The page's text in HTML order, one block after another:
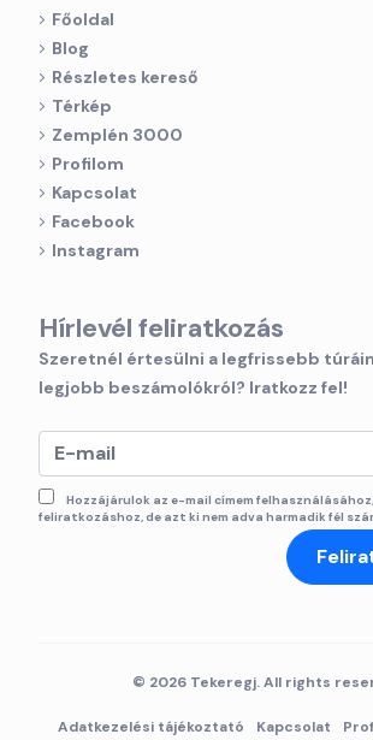
Főoldal
Blog
Részletes kereső
Térkép
Zemplén 3000
Profilom
Kapcsolat
Facebook
Instagram
Hírlevél feliratkozás
Szeretnél értesülni a legfrissebb
legjobb beszámolókról? Iratkozz fel!
Hozzájárulok az e-mail címem
feliratkozáshoz, de azt ki nem adva harmadik fél
© 2026 Tekeregj. All rights
Adatkezelési tájékoztató Kapcsolat